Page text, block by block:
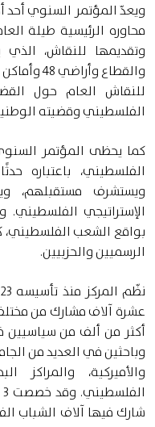
ويعدّ المؤتمر السنوي أحد
محاوره الرئيسية طيلة
وتقديمها للنقاش،
والقطاع
للنقاش العام حول
الفلسطيني وقضيته
كما يحظى المؤتمر
الفلسطيني، باعتباره
ويستشرف مستقبلهم،
الإستراتيجي
بواقع الشعب
الرسميين والحزبيين.
عشرة آلاف مشارك من
أكثر من ألف من سياسيين
وباحثين في العديد من
والأميركية، والمراكز
شارك فيها آلاف الشباب